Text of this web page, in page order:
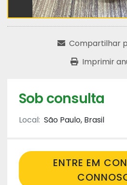
Compartilhar
Imprimir
Sob consulta
Local: São Paulo, Brasil
ENTRE EM